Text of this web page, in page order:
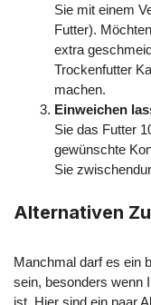
Sie mit einem
Futter).
extra
Trockenfutter
machen.
Einweichen
Sie das Futter
gewünschte
Sie
Alternativen
Manchmal darf es ein
sein, besonders wenn